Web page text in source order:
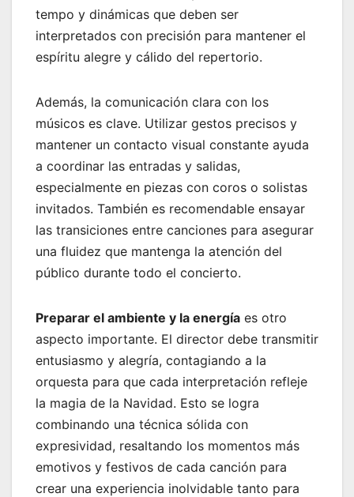
tempo y dinámicas que deben ser
interpretados con precisión para mantener el
espíritu alegre y cálido del repertorio.
Además, la comunicación clara con los
músicos es clave. Utilizar gestos precisos y
mantener un contacto visual constante ayuda
a coordinar las entradas y salidas,
especialmente en piezas con coros o solistas
invitados. También es recomendable ensayar
las transiciones entre canciones para asegurar
una fluidez que mantenga la atención del
público durante todo el concierto.
Preparar el ambiente y la energía es otro
aspecto importante. El director debe transmitir
entusiasmo y alegría, contagiando a la
orquesta para que cada interpretación refleje
la magia de la Navidad. Esto se logra
combinando una técnica sólida con
expresividad, resaltando los momentos más
emotivos y festivos de cada canción para
crear una experiencia inolvidable tanto para